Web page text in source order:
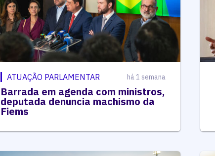
ATUAÇÃO PARLAMENTAR há 1 semana
Barrada em agenda com ministros,
deputada denuncia machismo da
Fiems